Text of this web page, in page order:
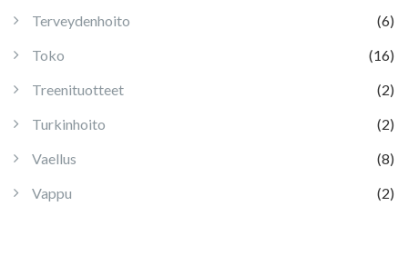
Terveydenhoito
(6)
Toko
(16)
Treenituotteet
(2)
Turkinhoito
(2)
Vaellus
(8)
Vappu
(2)